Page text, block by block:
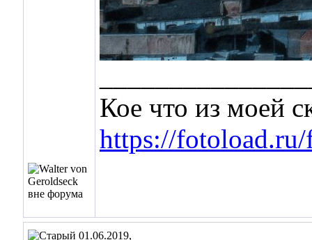
Кое что из моей
https://
01.06.2019,